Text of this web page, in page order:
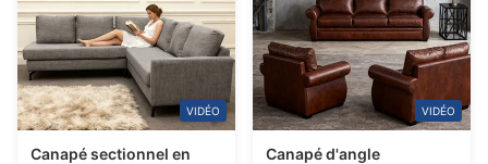
VIDÉO
Canapé sectionnel en
VIDÉO
Canapé d'angle